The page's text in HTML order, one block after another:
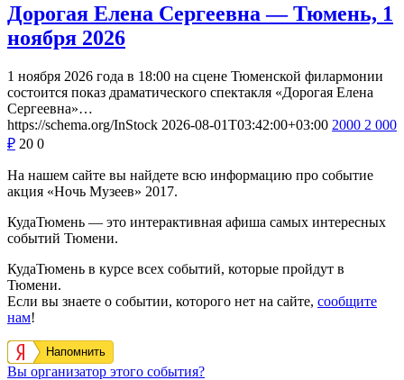
Дорогая Елена Сергеевна — Тюмень, 1
ноября 2026
1 ноября 2026 года в 18:00 на сцене Тюменской филармонии
состоится показ драматического спектакля «Дорогая Елена
Сергеевна»…
https://schema.org/InStock 2026-08-01T03:42:00+03:00 2000 2 000
₽ 20 0
На нашем сайте вы найдете всю информацию про событие
акция «Ночь Музеев» 2017.
КудаТюмень — это интерактивная афиша самых интересных
событий Тюмени.
КудаТюмень в курсе всех событий, которые пройдут в
Тюмени.
Если вы знаете о событии, которого нет на сайте, сообщите
нам!
Напомнить
Вы организатор этого события?